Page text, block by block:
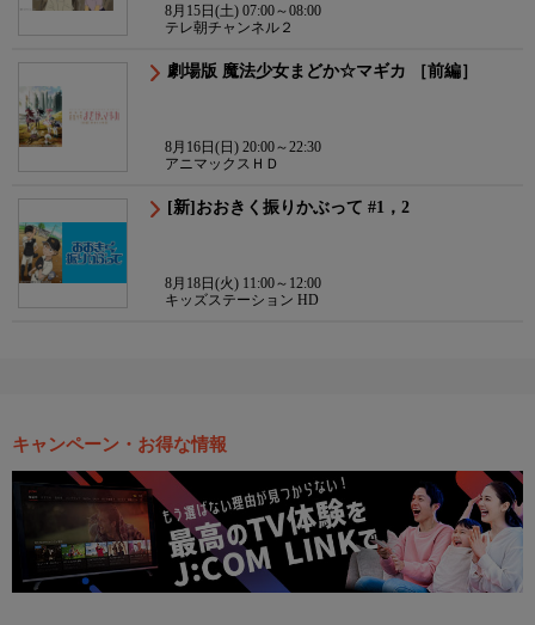
8月15日(土) 07:00～08:00
テレ朝チャンネル２
劇場版 魔法少女まどか☆マギカ ［前編］
8月16日(日) 20:00～22:30
アニマックスＨＤ
[新]おおきく振りかぶって #1，2
8月18日(火) 11:00～12:00
キッズステーション HD
キャンペーン・お得な情報